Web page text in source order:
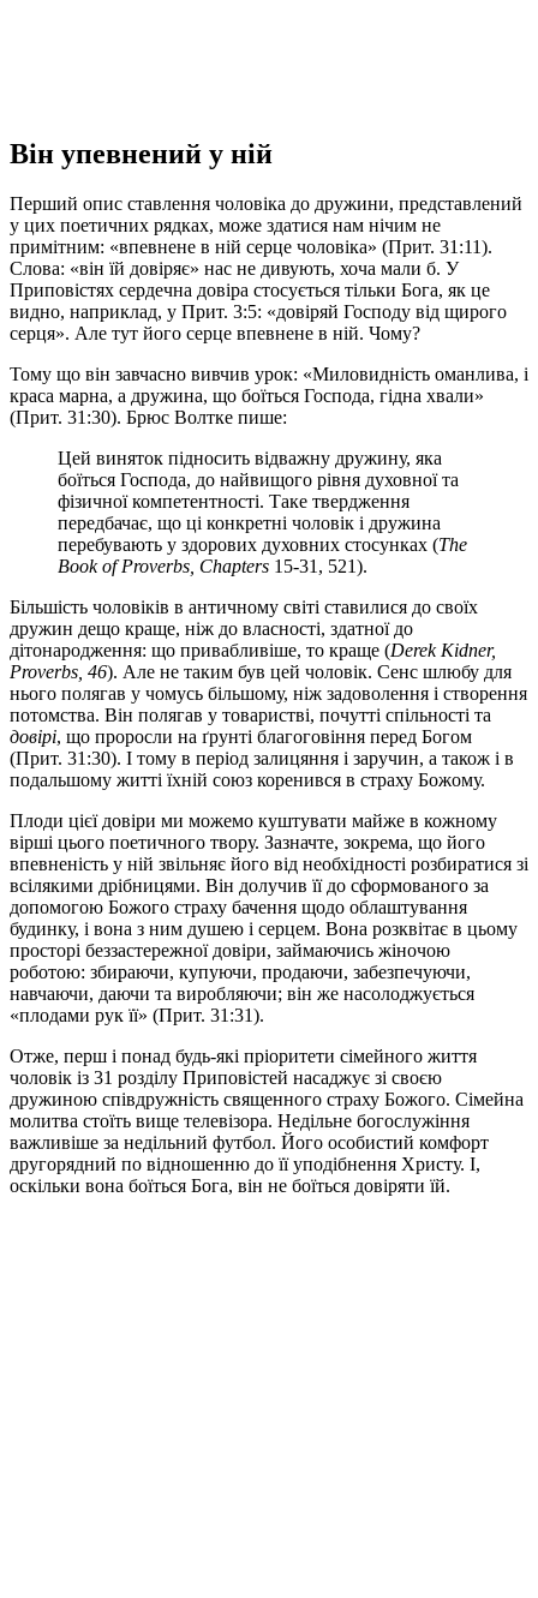
Він упевнений у ній
Перший опис ставлення чоловіка до дружини, представлений
у цих поетичних рядках, може здатися нам нічим не
примітним: «впевнене в ній серце чоловіка» (Прит. 31:11).
Слова: «він їй довіряє» нас не дивують, хоча мали б. У
Приповістях сердечна довіра стосується тільки Бога, як це
видно, наприклад, у Прит. 3:5: «довіряй Господу від щирого
серця». Але тут його серце впевнене в ній. Чому?
Тому що він завчасно вивчив урок: «Миловидність оманлива, і
краса марна, а дружина, що боїться Господа, гідна хвали»
(Прит. 31:30). Брюс Волтке пише:
Цей виняток підносить відважну дружину, яка
боїться Господа, до найвищого рівня духовної та
фізичної компетентності. Таке твердження
передбачає, що ці конкретні чоловік і дружина
перебувають у здорових духовних стосунках (The
Book of Proverbs, Chapters 15-31, 521).
Більшість чоловіків в античному світі ставилися до своїх
дружин дещо краще, ніж до власності, здатної до
дітонародження: що привабливіше, то краще (Derek Kidner,
Proverbs, 46). Але не таким був цей чоловік. Сенс шлюбу для
нього полягав у чомусь більшому, ніж задоволення і створення
потомства. Він полягав у товаристві, почутті спільності та
довірі, що проросли на ґрунті благоговіння перед Богом
(Прит. 31:30). І тому в період залицяння і заручин, а також і в
подальшому житті їхній союз коренився в страху Божому.
Плоди цієї довіри ми можемо куштувати майже в кожному
вірші цього поетичного твору. Зазначте, зокрема, що його
впевненість у ній звільняє його від необхідності розбиратися зі
всілякими дрібницями. Він долучив її до сформованого за
допомогою Божого страху бачення щодо облаштування
будинку, і вона з ним душею і серцем. Вона розквітає в цьому
просторі беззастережної довіри, займаючись жіночою
роботою: збираючи, купуючи, продаючи, забезпечуючи,
навчаючи, даючи та виробляючи; він же насолоджується
«плодами рук її» (Прит. 31:31).
Отже, перш і понад будь-які пріоритети сімейного життя
чоловік із 31 розділу Приповістей насаджує зі своєю
дружиною співдружність священного страху Божого. Сімейна
молитва стоїть вище телевізора. Недільне богослужіння
важливіше за недільний футбол. Його особистий комфорт
другорядний по відношенню до її уподібнення Христу. І,
оскільки вона боїться Бога, він не боїться довіряти їй.